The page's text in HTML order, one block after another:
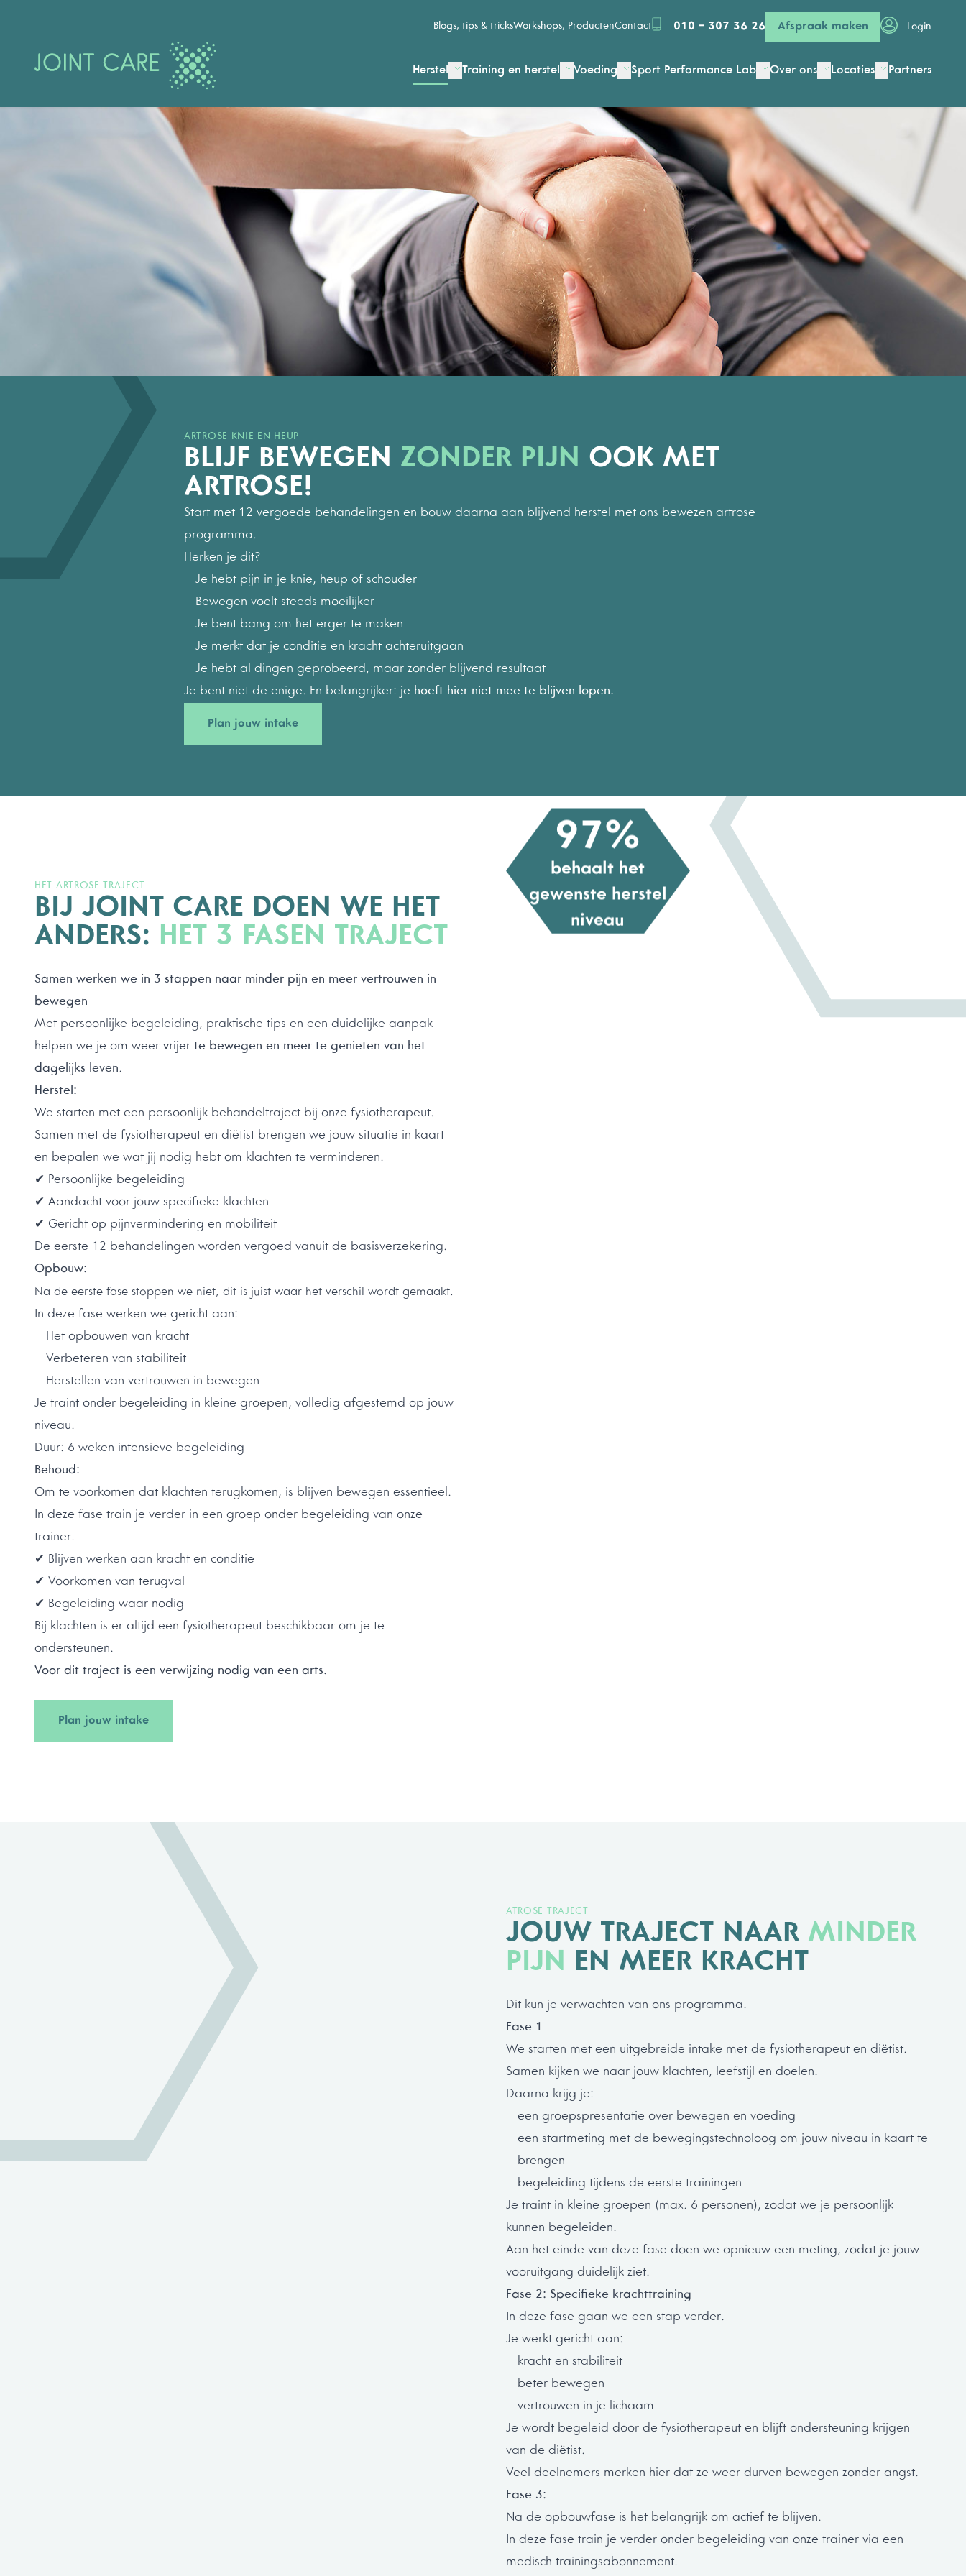
Blogs, tips & tricksWorkshops, ProductenContact 010 – 307 36 26 Afspraak maken Login
Herstel Training en herstel Voeding Sport Performance Lab Over ons Locaties Partners
ARTROSE KNIE EN HEUP
BLIJF BEWEGEN ZONDER PIJN OOK MET
ARTROSE!
Start met 12 vergoede behandelingen en bouw daarna aan blijvend herstel met ons bewezen artrose
programma.
Herken je dit?
Je hebt pijn in je knie, heup of schouder
Bewegen voelt steeds moeilijker
Je bent bang om het erger te maken
Je merkt dat je conditie en kracht achteruitgaan
Je hebt al dingen geprobeerd, maar zonder blijvend resultaat
Je bent niet de enige. En belangrijker: je hoeft hier niet mee te blijven lopen.
Plan jouw intake
HET ARTROSE TRAJECT
BIJ JOINT CARE DOEN WE HET
ANDERS: HET 3 FASEN TRAJECT
Samen werken we in 3 stappen naar minder pijn en meer vertrouwen in
bewegen
Met persoonlijke begeleiding, praktische tips en een duidelijke aanpak
helpen we je om weer vrijer te bewegen en meer te genieten van het
dagelijks leven.
Herstel:
We starten met een persoonlijk behandeltraject bij onze fysiotherapeut.
Samen met de fysiotherapeut en diëtist brengen we jouw situatie in kaart
en bepalen we wat jij nodig hebt om klachten te verminderen.
✔ Persoonlijke begeleiding
✔ Aandacht voor jouw specifieke klachten
✔ Gericht op pijnvermindering en mobiliteit
De eerste 12 behandelingen worden vergoed vanuit de basisverzekering.
Opbouw:
Na de eerste fase stoppen we niet, dit is juist waar het verschil wordt gemaakt.
In deze fase werken we gericht aan:
Het opbouwen van kracht
Verbeteren van stabiliteit
Herstellen van vertrouwen in bewegen
Je traint onder begeleiding in kleine groepen, volledig afgestemd op jouw
niveau.
Duur: 6 weken intensieve begeleiding
Behoud:
Om te voorkomen dat klachten terugkomen, is blijven bewegen essentieel.
In deze fase train je verder in een groep onder begeleiding van onze
trainer.
✔ Blijven werken aan kracht en conditie
✔ Voorkomen van terugval
✔ Begeleiding waar nodig
Bij klachten is er altijd een fysiotherapeut beschikbaar om je te
ondersteunen.
Voor dit traject is een verwijzing nodig van een arts.
Plan jouw intake
97%
behaalt het
gewenste herstel
niveau
ATROSE TRAJECT
JOUW TRAJECT NAAR MINDER
PIJN
EN MEER KRACHT
Dit kun je verwachten van ons programma.
Fase 1
We starten met een uitgebreide intake met de fysiotherapeut en diëtist.
Samen kijken we naar jouw klachten, leefstijl en doelen.
Daarna krijg je:
een groepspresentatie over bewegen en voeding
een startmeting met de bewegingstechnoloog om jouw niveau in kaart te
brengen
begeleiding tijdens de eerste trainingen
Je traint in kleine groepen (max. 6 personen), zodat we je persoonlijk
kunnen begeleiden.
Aan het einde van deze fase doen we opnieuw een meting, zodat je jouw
vooruitgang duidelijk ziet.
Fase 2: Specifieke krachttraining
In deze fase gaan we een stap verder.
Je werkt gericht aan:
kracht en stabiliteit
beter bewegen
vertrouwen in je lichaam
Je wordt begeleid door de fysiotherapeut en blijft ondersteuning krijgen
van de diëtist.
Veel deelnemers merken hier dat ze weer durven bewegen zonder angst.
Fase 3:
Na de opbouwfase is het belangrijk om actief te blijven.
In deze fase train je verder onder begeleiding van onze trainer via een
medisch trainingsabonnement.